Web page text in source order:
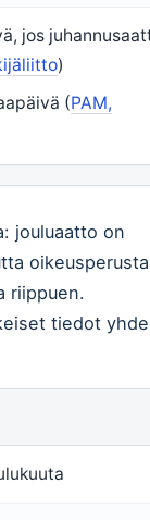
jos
)
(PAM,
jouluaatto on
oikeusperusta
riippuen.
tiedot